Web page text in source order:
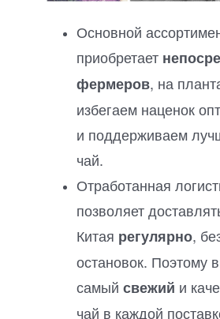
Основной
приобретает
фермеров, на
избегаем наценок
и поддерживаем
чай.
Отработанная
позволяет
Китая регулярно,
остановок. Поэтому
самый свежий и
чай в каждой